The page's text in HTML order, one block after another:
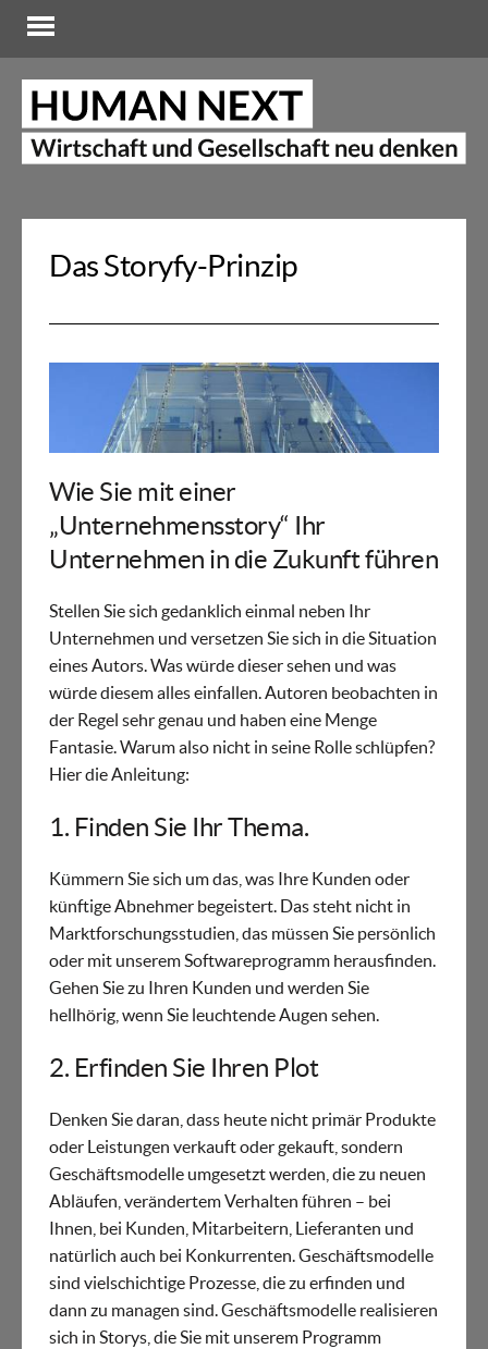
Das Storyfy-Prinzip
Wie Sie mit einer
„Unternehmensstory“ Ihr
Unternehmen in die Zukunft führen
Stellen Sie sich gedanklich einmal neben Ihr
Unternehmen und versetzen Sie sich in die Situation
eines Autors. Was würde dieser sehen und was
würde diesem alles einfallen. Autoren beobachten in
der Regel sehr genau und haben eine Menge
Fantasie. Warum also nicht in seine Rolle schlüpfen?
Hier die Anleitung:
1. Finden Sie Ihr Thema.
Kümmern Sie sich um das, was Ihre Kunden oder
künftige Abnehmer begeistert. Das steht nicht in
Marktforschungsstudien, das müssen Sie persönlich
oder mit unserem Softwareprogramm herausfinden.
Gehen Sie zu Ihren Kunden und werden Sie
hellhörig, wenn Sie leuchtende Augen sehen.
2. Erfinden Sie Ihren Plot
Denken Sie daran, dass heute nicht primär Produkte
oder Leistungen verkauft oder gekauft, sondern
Geschäftsmodelle umgesetzt werden, die zu neuen
Abläufen, verändertem Verhalten führen – bei
Ihnen, bei Kunden, Mitarbeitern, Lieferanten und
natürlich auch bei Konkurrenten. Geschäftsmodelle
sind vielschichtige Prozesse, die zu erfinden und
dann zu managen sind. Geschäftsmodelle realisieren
sich in Storys, die Sie mit unserem Programm